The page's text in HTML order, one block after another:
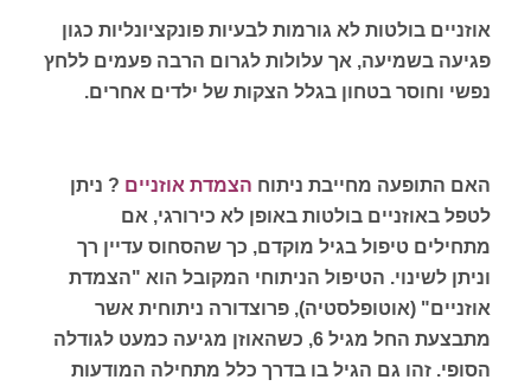
אוזניים בולטות לא גורמות לבעיות פונקציונליות כגון
פגיעה בשמיעה, אך עלולות לגרום הרבה פעמים ללחץ
נפשי וחוסר בטחון בגלל הצקות של ילדים אחרים.
האם התופעה מחייבת ניתוח הצמדת אוזניים ? ניתן
לטפל באוזניים בולטות באופן לא כירורגי, אם
מתחילים טיפול בגיל מוקדם, כך שהסחוס עדיין רך
וניתן לשינוי. הטיפול הניתוחי המקובל הוא "הצמדת
אוזניים" (אוטופלסטיה), פרוצדורה ניתוחית אשר
מתבצעת החל מגיל 6, כשהאוזן מגיעה כמעט לגודלה
הסופי. זהו גם הגיל בו בדרך כלל מתחילה המודעות